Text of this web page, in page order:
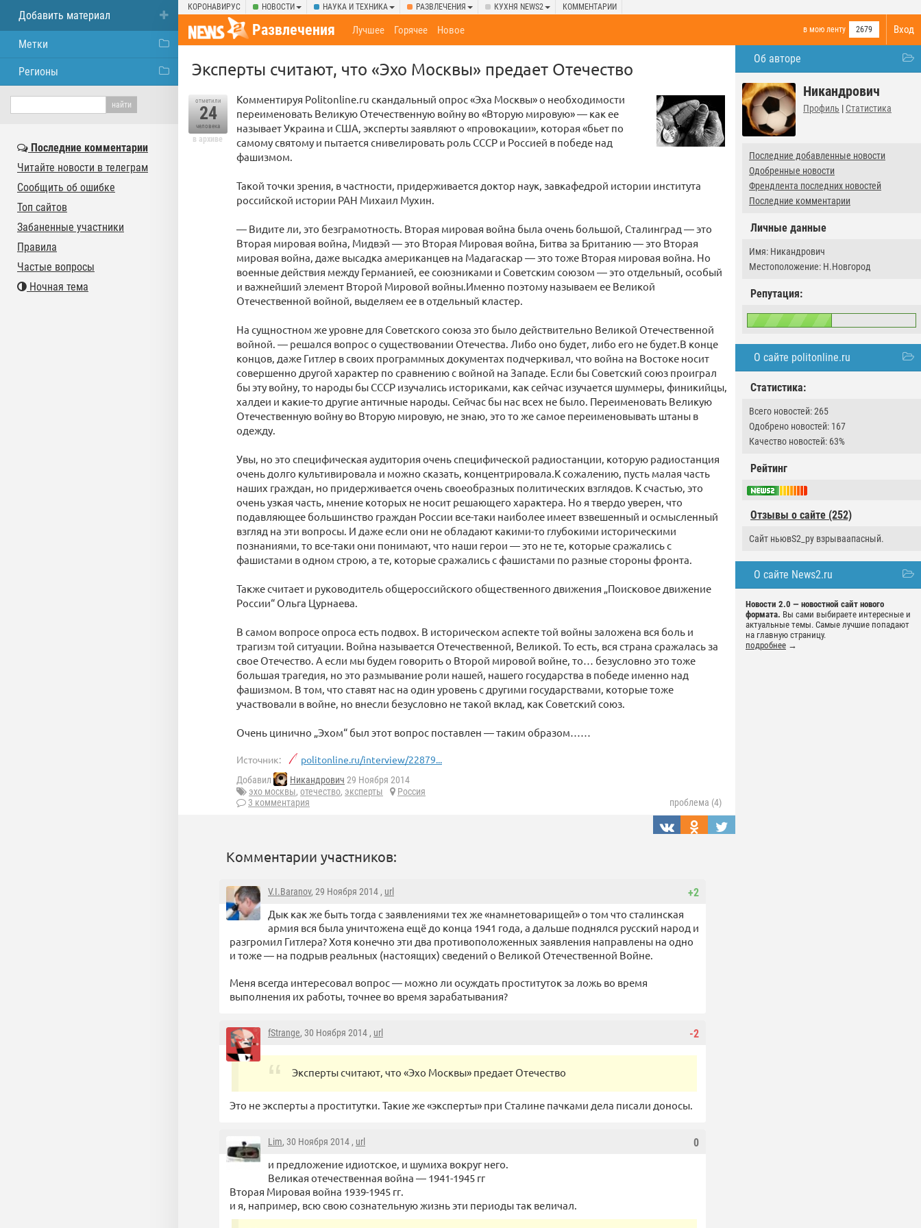
КОРОНАВИРУС НОВОСТИ НАУКА И ТЕХНИКА РАЗВЛЕЧЕНИЯ КУХНЯ NEWS2 КОММЕНТАРИИ
Вход
Развлечения в мою ленту 2679
Лучшее Горячее Новое
Об авторе
Никандрович
Профиль | Статистика
Последние добавленные новости
Одобренные новости
Френдлента последних новостей
Последние комментарии
Личные данные
Имя: Никандрович
Местоположение: Н.Новгород
Репутация:
О сайте politonline.ru
Статистика:
Всего новостей: 265
Одобрено новостей: 167
Качество новостей: 63%
Рейтинг
Отзывы о сайте (252)
Сайт ньювS2_ру взрываапасный.
О сайте News2.ru
Новости 2.0 — новостной сайт нового
формата. Вы сами выбираете интересные и
актуальные темы. Самые лучшие попадают
на главную страницу.
подробнее →
Эксперты считают, что «Эхо Москвы» предает Отечество
отметили
24
человека
в архиве
Комментируя Politonline.ru скандальный опрос «Эха Москвы» о необходимости
переименовать Великую Отечественную войну во «Вторую мировую» — как ее
называет Украина и США, эксперты заявляют о «провокации», которая «бьет по
самому святому и пытается снивелировать роль СССР и Россией в победе над
фашизмом.
Такой точки зрения, в частности, придерживается доктор наук, завкафедрой истории института
российской истории РАН Михаил Мухин.
— Видите ли, это безграмотность. Вторая мировая война была очень большой, Сталинград — это
Вторая мировая война, Мидвэй — это Вторая Мировая война, Битва за Британию — это Вторая
мировая война, даже высадка американцев на Мадагаскар — это тоже Вторая мировая война. Но
военные действия между Германией, ее союзниками и Советским союзом — это отдельный, особый
и важнейший элемент Второй Мировой войны.Именно поэтому называем ее Великой
Отечественной войной, выделяем ее в отдельный кластер.
На сущностном же уровне для Советского союза это было действительно Великой Отечественной
войной. — решался вопрос о существовании Отечества. Либо оно будет, либо его не будет.В конце
концов, даже Гитлер в своих программных документах подчеркивал, что война на Востоке носит
совершенно другой характер по сравнению с войной на Западе. Если бы Советский союз проиграл
бы эту войну, то народы бы СССР изучались историками, как сейчас изучается шуммеры, финикийцы,
халдеи и какие-то другие античные народы. Сейчас бы нас всех не было. Переименовать Великую
Отечественную войну во Вторую мировую, не знаю, это то же самое переименовывать штаны в
одежду.
Увы, но это специфическая аудитория очень специфической радиостанции, которую радиостанция
очень долго культивировала и можно сказать, концентрировала.К сожалению, пусть малая часть
наших граждан, но придерживается очень своеобразных политических взглядов. К счастью, это
очень узкая часть, мнение которых не носит решающего характера. Но я твердо уверен, что
подавляющее большинство граждан России все-таки наиболее имеет взвешенный и осмысленный
взгляд на эти вопросы. И даже если они не обладают какими-то глубокими историческими
познаниями, то все-таки они понимают, что наши герои — это не те, которые сражались с
фашистами в одном строю, а те, которые сражались с фашистами по разные стороны фронта.
Также считает и руководитель общероссийского общественного движения „Поисковое движение
России“ Ольга Цурнаева.
В самом вопросе опроса есть подвох. В историческом аспекте той войны заложена вся боль и
трагизм той ситуации. Война называется Отечественной, Великой. То есть, вся страна сражалась за
свое Отечество. А если мы будем говорить о Второй мировой войне, то… безусловно это тоже
большая трагедия, но это размывание роли нашей, нашего государства в победе именно над
фашизмом. В том, что ставят нас на один уровень с другими государствами, которые тоже
участвовали в войне, но внесли безусловно не такой вклад, как Советский союз.
Очень цинично „Эхом“ был этот вопрос поставлен — таким образом……
Источник: politonline.ru/interview/22879...
Добавил Никандрович 29 Ноября 2014
эхо москвы, отечество, эксперты
Россия
3 комментария
проблема (4)
Комментарии участников:
+2
V.I.Baranov, 29 Ноября 2014 , url
Дык как же быть тогда с заявлениями тех же «намнетоварищей» о том что сталинская
армия вся была уничтожена ещё до конца 1941 года, а дальше поднялся русский народ и
разгромил Гитлера? Хотя конечно эти два противоположенных заявления направлены на одно
и тоже — на подрыв реальных (настоящих) сведений о Великой Отечественной Войне.
Меня всегда интересовал вопрос — можно ли осуждать проституток за ложь во время
выполнения их работы, точнее во время зарабатывания?
-2
fStrange, 30 Ноября 2014 , url
Эксперты считают, что «Эхо Москвы» предает Отечество
Это не эксперты а проститутки. Такие же «эксперты» при Сталине пачками дела писали доносы.
0
Lim, 30 Ноября 2014 , url
и предложение идиотское, и шумиха вокруг него.
Великая отечественная война — 1941-1945 гг
Вторая Мировая война 1939-1945 гг.
и я, например, всю свою сознательную жизнь эти периоды так величал.
Добавить материал
Метки
Регионы
Последние комментарии
Читайте новости в телеграм
Сообщить об ошибке
Топ сайтов
Забаненные участники
Правила
Частые вопросы
Ночная тема